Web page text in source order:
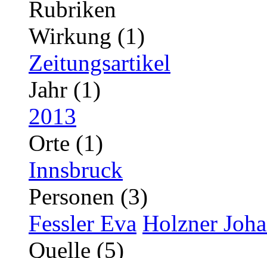
Rubriken
Wirkung (1)
Zeitungsartikel
Jahr (1)
2013
Orte (1)
Innsbruck
Personen (3)
Fessler Eva Holzner
Quelle (5)